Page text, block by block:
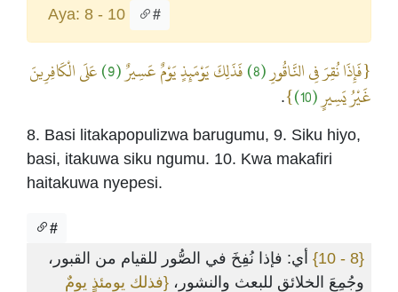
Aya: 8 - 10 #
{فَإِذَا نُقِرَ فِي النَّاقُورِ(8) فَذَلِكَ يَوْمَئِذٍ يَوْمٌ عَسِيرٌ(9)
عَلَى الْكَافِرِينَ
غَيْرُ يَسِيرٍ (10)
}
.
8. Basi litakapopulizwa barugumu, 9. Siku hiyo,
basi, itakuwa siku ngumu. 10. Kwa makafiri
haitakuwa nyepesi.
#
{8 - 10}
أي: فإذا نُفِخَ في الصُّور للقيام من القبور،
وجُمِعَ الخلائق للبعث والنشور، {فذلك يومئذٍ يومٌ